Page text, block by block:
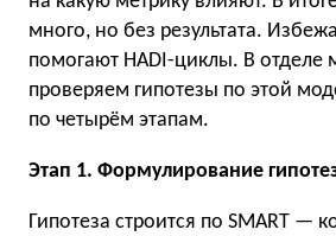
много, но без результата.
помогают HADI-циклы. В отделе
проверяем гипотезы по этой
по четырём этапам.
Этап 1. Формулирование
Гипотеза строится по SMART —